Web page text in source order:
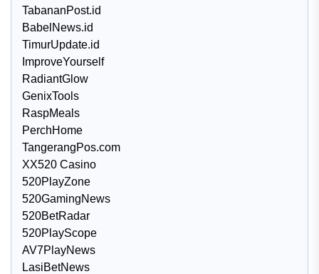
TabananPost.id
BabelNews.id
TimurUpdate.id
ImproveYourself
RadiantGlow
GenixTools
RaspMeals
PerchHome
TangerangPos.com
XX520 Casino
520PlayZone
520GamingNews
520BetRadar
520PlayScope
AV7PlayNews
LasiBetNews